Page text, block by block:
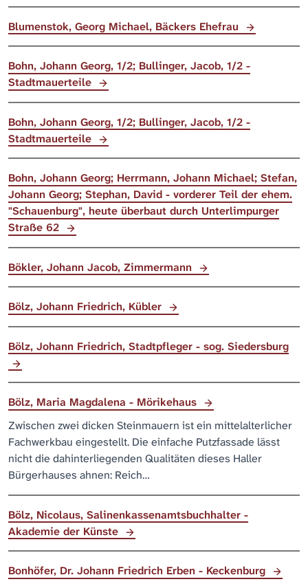
Blumenstok, Georg Michael, Bäckers Ehefrau
Bohn, Johann Georg, 1/2; Bullinger, Jacob, 1/2 -
Stadtmauerteile
Bohn, Johann Georg, 1/2; Bullinger, Jacob, 1/2 -
Stadtmauerteile
Bohn, Johann Georg; Herrmann, Johann Michael; Stefan,
Johann Georg; Stephan, David - vorderer Teil der ehem.
"Schauenburg", heute überbaut durch Unterlimpurger
Straße 62
Bökler, Johann Jacob, Zimmermann
Bölz, Johann Friedrich, Kübler
Bölz, Johann Friedrich, Stadtpfleger - sog. Siedersburg
Bölz, Maria Magdalena - Mörikehaus
Zwischen zwei dicken Steinmauern ist ein mittelalterlicher
Fachwerkbau eingestellt. Die einfache Putzfassade lässt
nicht die dahinterliegenden Qualitäten dieses Haller
Bürgerhauses ahnen: Reich…
Bölz, Nicolaus, Salinenkassenamtsbuchhalter -
Akademie der Künste
Bonhöfer, Dr. Johann Friedrich Erben - Keckenburg